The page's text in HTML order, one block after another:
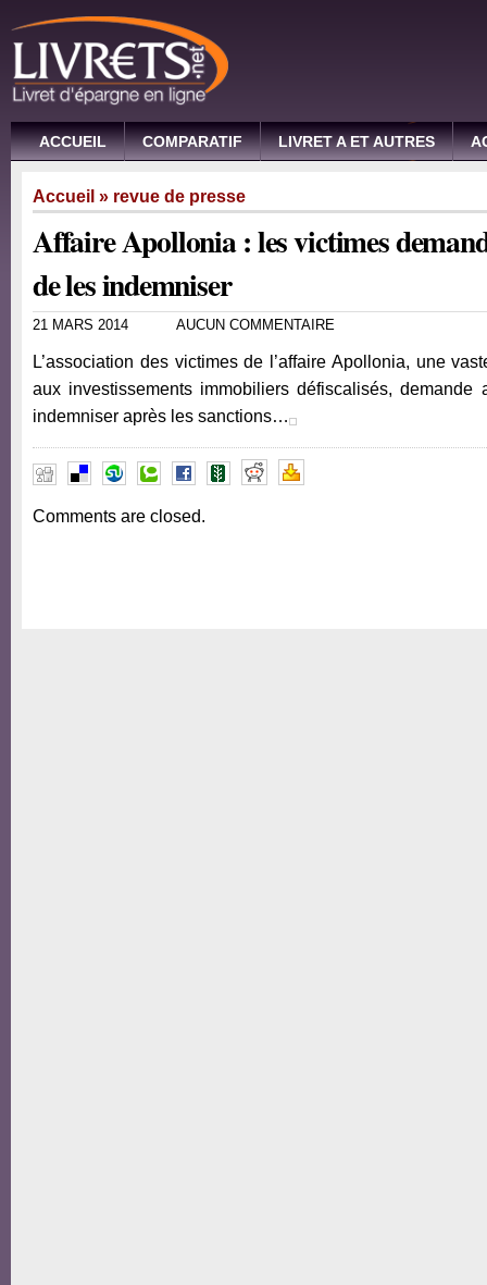
ACCUEIL COMPARATIF LIVRET A ET AUTRES
Accueil » revue de presse
Affaire Apollonia : les victimes
de les indemniser
21 MARS 2014 AUCUN COMMENTAIRE
L’association des victimes de l’affaire Apollonia, une
aux investissements immobiliers défiscalisés,
indemniser après les sanctions…
Comments are closed.